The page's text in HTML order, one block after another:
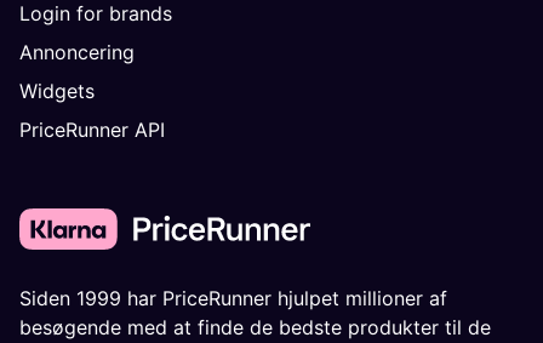
Login for brands
Annoncering
Widgets
PriceRunner API
Siden 1999 har PriceRunner hjulpet millioner af
besøgende med at finde de bedste produkter til de